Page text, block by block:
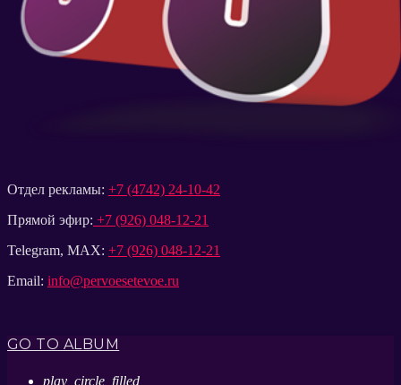
Отдел рекламы: +7 (4742) 24-10-42
Прямой эфир: +7 (926) 048-12-21
Telegram, MAX: +7 (926) 048-12-21
Email: info@pervoesetevoe.ru
GO TO ALBUM
play_circle_filled